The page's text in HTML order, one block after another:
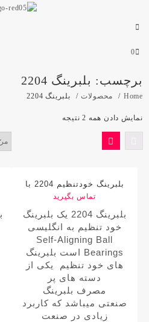
0
برچسب: بلبرینگ 2204
Home محصولات بلبرینگ 2204
نمایش دادن همه 2 نتیجه
بلبرینگ خودتنظیم 2204 با
مارک جی بی آر
تماس بگیرید
بلبرینگ 2204 یک بلبرینگ
خود تنظیم به انگلیسی
Self-Aligning Ball
Bearings است بلبرینگ
های خود تنظیم
یکی از
دسته های پر
مصرف بلبرینگ
صنعتی میباشد که کاربرد
زیادی در صنعت